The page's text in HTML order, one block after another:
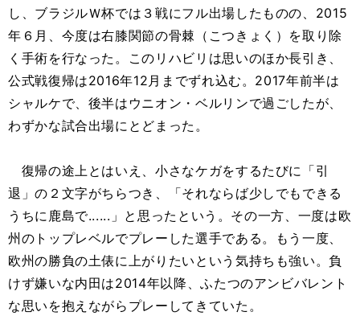
し、ブラジルＷ杯では３戦にフル出場したものの、2015
年６月、今度は右膝関節の骨棘（こつきょく）を取り除
く手術を行なった。このリハビリは思いのほか長引き、
公式戦復帰は2016年12月までずれ込む。2017年前半は
シャルケで、後半はウニオン・ベルリンで過ごしたが、
わずかな試合出場にとどまった。
復帰の途上とはいえ、小さなケガをするたびに「引
退」の２文字がちらつき、「それならば少しでもできる
うちに鹿島で......」と思ったという。その一方、一度は欧
州のトップレベルでプレーした選手である。もう一度、
欧州の勝負の土俵に上がりたいという気持ちも強い。負
けず嫌いな内田は2014年以降、ふたつのアンビバレント
な思いを抱えながらプレーしてきていた。